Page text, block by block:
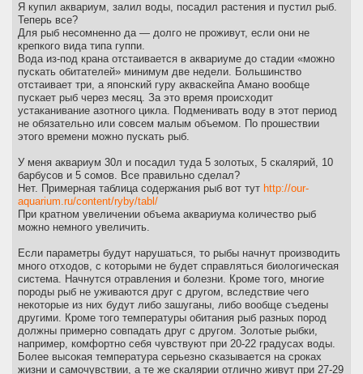
Я купил аквариум, залил воды, посадил растения и пустил рыб.
Теперь все?
Для рыб несомненно да — долго не проживут, если они не
крепкого вида типа гуппи.
Вода из-под крана отстаивается в аквариуме до стадии «можно
пускать обитателей» минимум две недели. Большинство
отстаивает три, а японский гуру акваскейпа Амано вообще
пускает рыб через месяц. За это время происходит
устаканивание азотного цикла. Подменивать воду в этот период
не обязательно или совсем малым объемом. По прошествии
этого времени можно пускать рыб.
У меня аквариум 30л и посадил туда 5 золотых, 5 скалярий, 10
барбусов и 5 сомов. Все правильно сделал?
Нет. Примерная таблица содержания рыб вот тут http://our-
aquarium.ru/content/ryby/tabl/
При кратном увеличении объема аквариума количество рыб
можно немного увеличить.
Если параметры будут нарушаться, то рыбы начнут производить
много отходов, с которыми не будет справляться биологическая
система. Начнутся отравления и болезни. Кроме того, многие
породы рыб не уживаются друг с другом, вследствие чего
некоторые из них будут либо зашуганы, либо вообще съедены
другими. Кроме того температуры обитания рыб разных пород
должны примерно совпадать друг с другом. Золотые рыбки,
например, комфортно себя чувствуют при 20-22 градусах воды.
Более высокая температура серьезно сказывается на сроках
жизни и самочувствии, а те же скалярии отлично живут при 27-29